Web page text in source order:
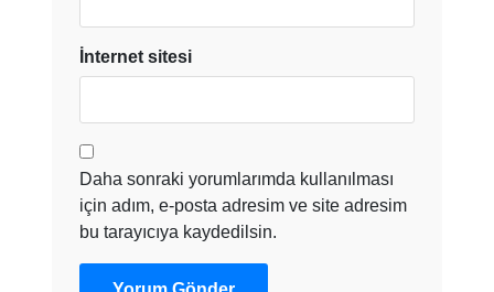
İnternet sitesi
Daha sonraki yorumlarımda kullanılması
için adım, e-posta adresim ve site adresim
bu tarayıcıya kaydedilsin.